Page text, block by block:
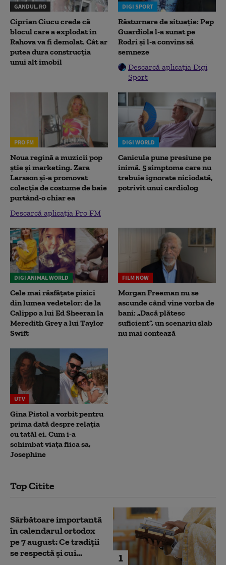
GANDUL.RO
Ciprian Ciucu crede că
blocul care a explodat în
Rahova va fi demolat. Cât ar
putea dura construcția
unui alt imobil
DIGI SPORT
Răsturnare de situație: Pep
Guardiola l-a sunat pe
Rodri și l-a convins să
semneze
Descarcă aplicația Digi
Sport
PRO FM
Noua regină a muzicii pop
știe și marketing. Zara
Larsson și-a promovat
colecția de costume de baie
purtând-o chiar ea
Descarcă aplicația Pro FM
DIGI WORLD
Canicula pune presiune pe
inimă. 5 simptome care nu
trebuie ignorate niciodată,
potrivit unui cardiolog
DIGI ANIMAL WORLD
Cele mai răsfățate pisici
din lumea vedetelor: de la
Calippo a lui Ed Sheeran la
Meredith Grey a lui Taylor
Swift
FILM NOW
Morgan Freeman nu se
ascunde când vine vorba de
bani: „Dacă plătesc
suficient”, un scenariu slab
nu mai contează
UTV
Gina Pistol a vorbit pentru
prima dată despre relația
cu tatăl ei. Cum i-a
schimbat viața fiica sa,
Josephine
Top Citite
1
Sărbătoare importantă
în calendarul ortodox
pe 7 august: Ce tradiții
se respectă și cui...